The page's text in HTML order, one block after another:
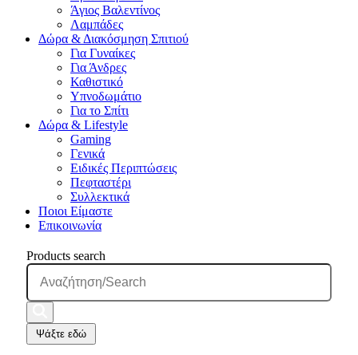
Άγιος Βαλεντίνος
Λαμπάδες
Δώρα & Διακόσμηση Σπιτιού
Για Γυναίκες
Για Άνδρες
Καθιστικό
Υπνοδωμάτιο
Για το Σπίτι
Δώρα & Lifestyle
Gaming
Γενικά
Ειδικές Περιπτώσεις
Πεφταστέρι
Συλλεκτικά
Ποιοι Είμαστε
Επικοινωνία
Products search
Ψάξτε εδώ